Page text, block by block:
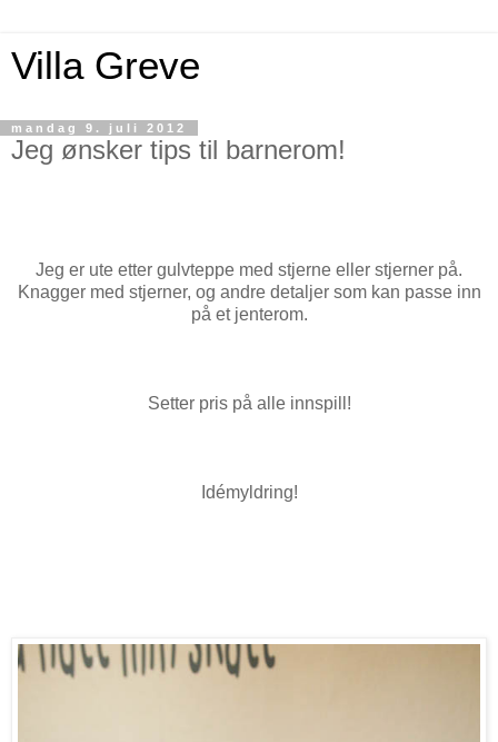
Villa Greve
mandag 9. juli 2012
Jeg ønsker tips til barnerom!
Jeg er ute etter gulvteppe med stjerne eller stjerner på.
Knagger med stjerner, og andre detaljer som kan passe inn
på et jenterom.
Setter pris på alle innspill!
démyldring!